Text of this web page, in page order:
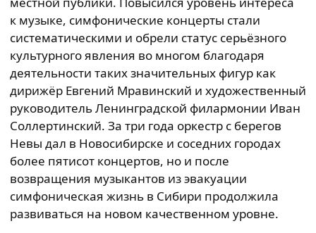
к музыке, симфонические концерты стали
систематическими и обрели статус серьёзного
культурного явления во многом благодаря
деятельности таких значительных фигур как
дирижёр Евгений Мравинский и художественный
руководитель Ленинградской филармонии Иван
Соллертинский. За три года оркестр с берегов
Невы дал в Новосибирске и соседних городах
более пятисот концертов, но и после
возвращения музыкантов из эвакуации
симфоническая жизнь в Сибири продолжила
развиваться на новом качественном уровне.